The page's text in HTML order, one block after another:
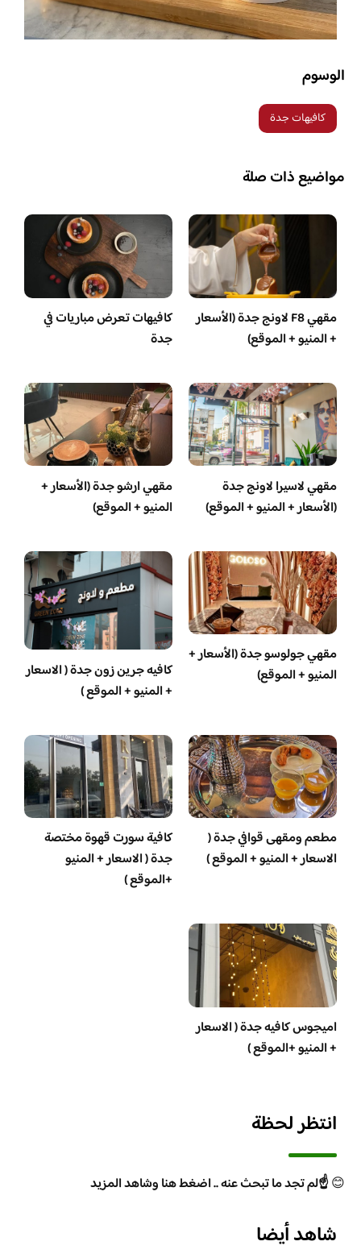
الوسوم
كافيهات جدة
مواضيع ذات صلة
مقهي F8 لاونج جدة (الأسعار
+ المنيو + الموقع)
كافيهات تعرض مباريات في
جدة
مقهي لاسيرا لاونج جدة
(الأسعار + المنيو + الموقع)
مقهي ارشو جدة (الأسعار +
المنيو + الموقع)
مقهي جولوسو جدة (الأسعار +
المنيو + الموقع)
كافيه جرين زون جدة ( الاسعار
+ المنيو + الموقع )
مطعم ومقهى قوافي جدة (
الاسعار + المنيو + الموقع )
كافية سورت قهوة مختصة
جدة ( الاسعار + المنيو
+الموقع )
اميجوس كافيه جدة ( الاسعار
+ المنيو +الموقع )
انتظر لحظة
😊☝️لم تجد ما تبحث عنه .. اضغط هنا وشاهد المزيد
شاهد أيضا